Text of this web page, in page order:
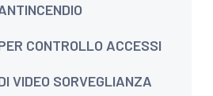
CONTROLLO ACCESSI
VIDEO SORVEGLIANZA